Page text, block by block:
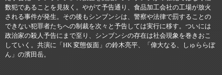
数犯であることを見抜く。やがて予告通り、食品加工会社の工場が放火
される事件が発生。その後もシンブンシは、警察や法律で罰することの
できない犯罪者たちへの制裁を次々と予告しては実行に移す。ついには
政治家の殺人予告にまで至り、シンブンシの存在は社会現象を巻きおこ
していく。共演に「HK 変態仮面」の鈴木亮平、「偉大なる、しゅららぼ
ん」の濱田岳。